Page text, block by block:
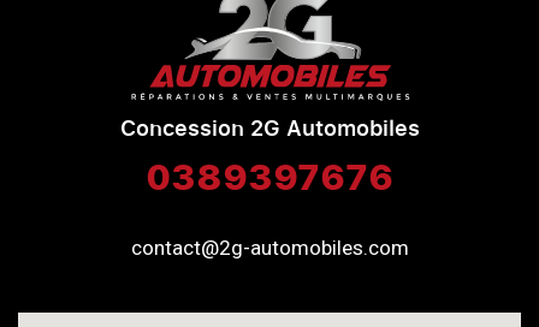
Concession 2G Automobiles
0389397676
contact@2g-automobiles.com